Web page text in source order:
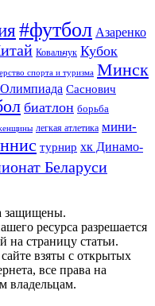
#футбол Азаренко
Ковальчук Кубок
спорта и туризма Минск
Олимпиада Саснович
биатлон борьба
легкая атлетика мини-
турнир хк Динамо-
Беларуси
защищены.
ресурса разрешается
на страницу статьи.
взяты с открытых
все права на
владельцам.